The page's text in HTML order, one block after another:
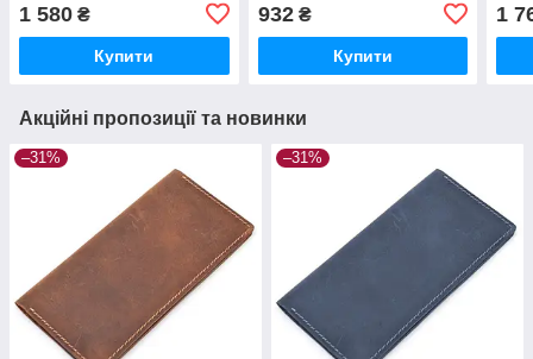
1 580 ₴
Купити
932₴
Купити
1
Акційні пропозиції та новинки
–31% –31%